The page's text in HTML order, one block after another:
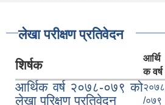
लेखा परीक्षण प्रतिवेदन
शिर्षक
आर्थि
क वर्ष
आर्थिक वर्ष २०७८-०७९ को
लेखा परिक्षण प्रतिवेदन
२०७८
/०७९